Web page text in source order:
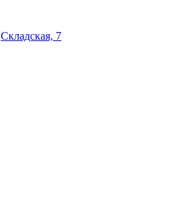
Складская, 7